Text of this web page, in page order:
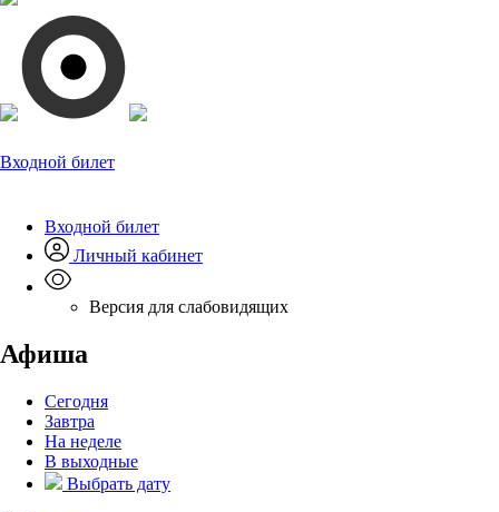
Входной билет
Входной билет
Личный кабинет
Версия для слабовидящих
Афиша
Сегодня
Завтра
На неделе
В выходные
Выбрать дату